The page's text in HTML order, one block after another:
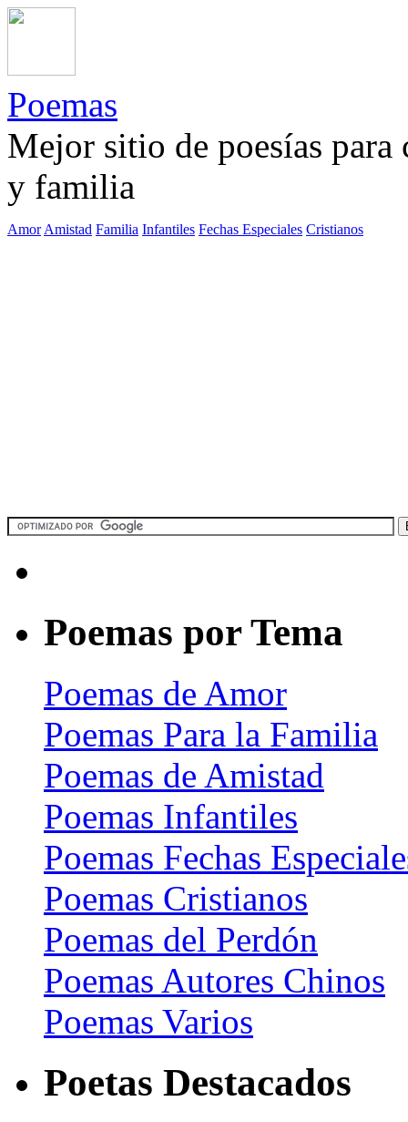
Poemas
Mejor sitio de poesías
y familia
Amor Amistad Familia Infantiles Fechas Especiales Cristianos
Poemas por Tema
Poemas de Amor
Poemas Para la Familia
Poemas de Amistad
Poemas Infantiles
Poemas Fechas
Poemas Cristianos
Poemas del Perdón
Poemas Autores Chinos
Poemas Varios
Poetas Destacados